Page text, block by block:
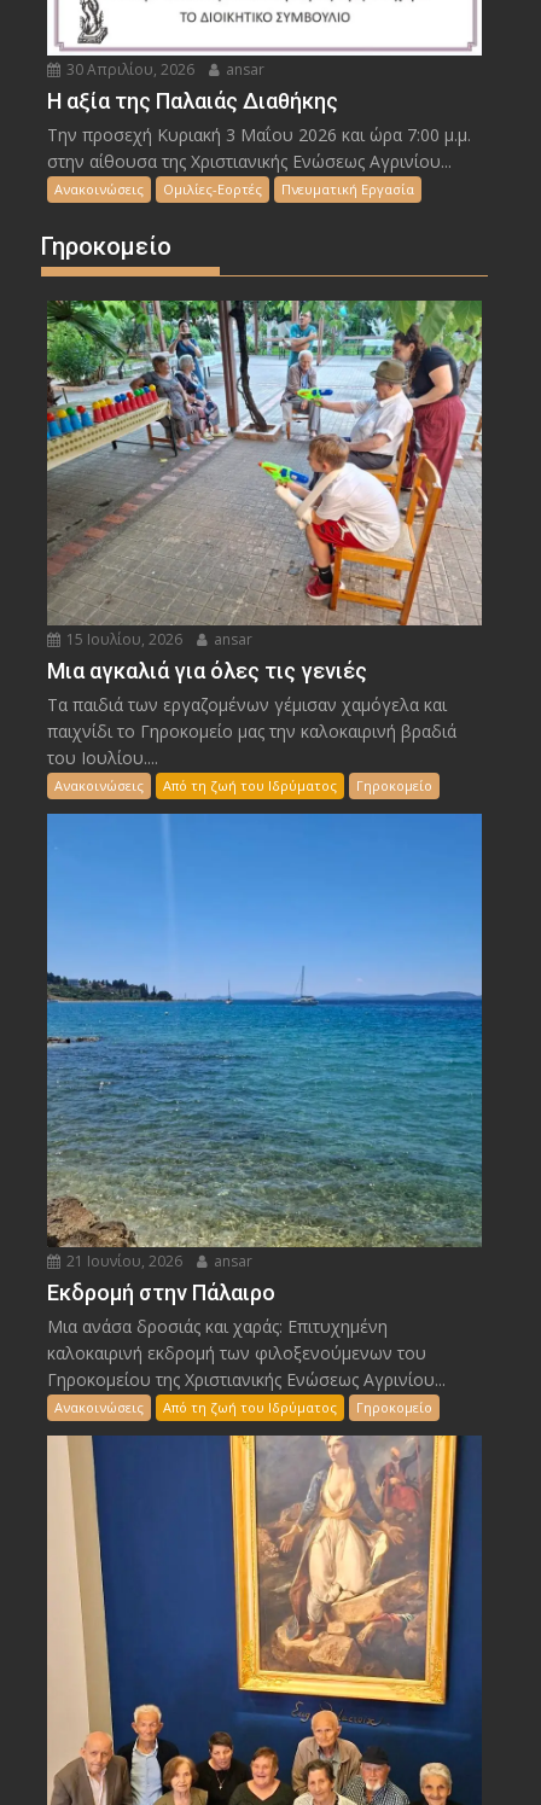
30 Απριλίου, 2026 ansar
Η αξία της Παλαιάς Διαθήκης
Την προσεχή Κυριακή 3 Μαΐου 2026 και ώρα 7:00 μ.μ.
στην αίθουσα της Χριστιανικής Ενώσεως Αγρινίου...
Ανακοινώσεις Ομιλίες-Εορτές Πνευματική Εργασία
Γηροκομείο
15 Ιουλίου, 2026 ansar
Μια αγκαλιά για όλες τις γενιές
Τα παιδιά των εργαζομένων γέμισαν χαμόγελα και
παιχνίδι το Γηροκομείο μας την καλοκαιρινή βραδιά
του Ιουλίου....
Ανακοινώσεις Από τη ζωή του Ιδρύματος Γηροκομείο
21 Ιουνίου, 2026 ansar
Εκδρομή στην Πάλαιρο
Μια ανάσα δροσιάς και χαράς: Επιτυχημένη
καλοκαιρινή εκδρομή των φιλοξενούμενων του
Γηροκομείου της Χριστιανικής Ενώσεως Αγρινίου...
Ανακοινώσεις Από τη ζωή του Ιδρύματος Γηροκομείο